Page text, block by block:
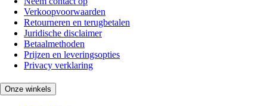
Verkoopvoorwaarden
Retourneren en terugbetalen
Juridische disclaimer
Betaalmethoden
Prijzen en leveringsopties
Privacy verklaring
Onze winkels